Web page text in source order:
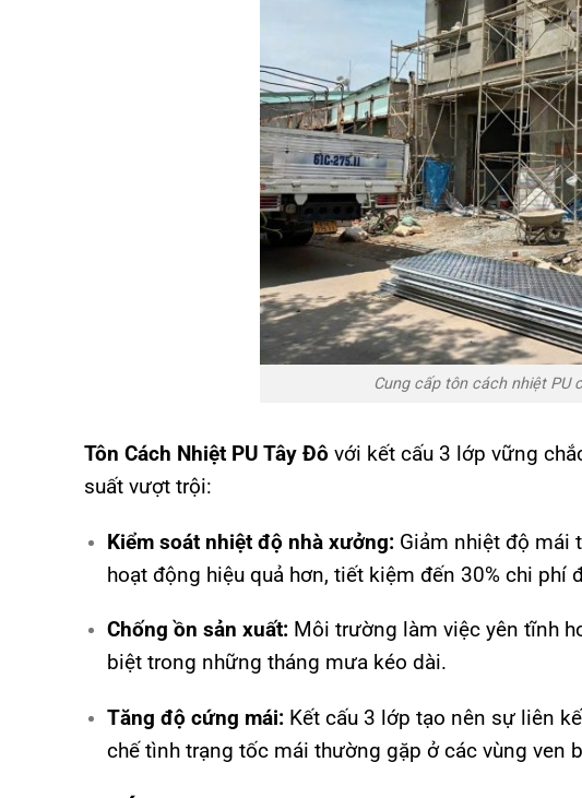
Cung cấp tôn cách nhiệt PU
Tôn Cách Nhiệt PU Tây Đô với kết cấu 3 lớp vững
suất vượt trội:
Kiểm soát nhiệt độ nhà xưởng:Giảm nhiệt độ mái
hoạt động hiệu quả hơn, tiết kiệm đến 30% chi phí
Chống ồn sản xuất:Môi trường làm việc yên tĩnh
biệt trong những tháng mưa kéo dài.
Tăng độ cứng mái:Kết cấu 3 lớp tạo nên sự liên
chế tình trạng tốc mái thường gặp ở các vùng ven